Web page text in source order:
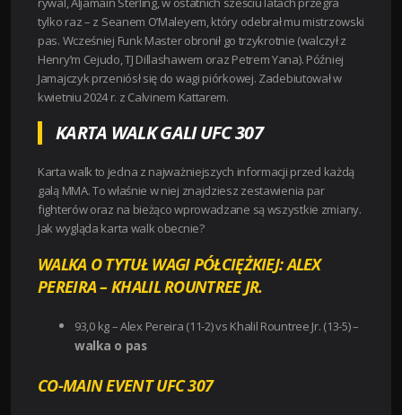
tylko raz – z Seanem O’Maleyem, który odebrał mu mistrzowski
pas. Wcześniej Funk Masterobronił go trzykrotnie (walczył z
Henry’m Cejudo, TJ Dillashawem oraz Petrem Yana). Później
Jamajczyk przeniósł się do wagi piórkowej. Zadebiutował w
kwietniu 2024 r. z Calvinem Kattarem.
KARTA WALK GALI UFC 307
Karta walk to jedna z najważniejszych informacji przed każdą
galą MMA. To właśnie w niej znajdziesz zestawienia par
fighterów oraz na bieżąco wprowadzane są wszystkie zmiany.
Jak wygląda karta walk obecnie?
WALKA O TYTUŁ WAGI PÓŁCIĘŻKIEJ: ALEX
PEREIRA – KHALIL ROUNTREE JR.
93,0 kg – Alex Pereira (11-2) vs Khalil Rountree Jr. (13-5) –
walka o pas
CO-MAIN EVENT UFC 307